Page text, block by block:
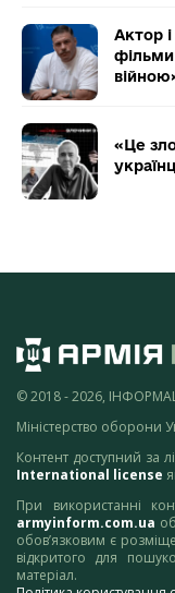
Актор
фільми
«Це
© 2018 - 2026,
Міністерство оборони
Контент доступний за
International license
При використанні
armyinform.com.ua
обов’язковим є
відкритого для
матеріал.